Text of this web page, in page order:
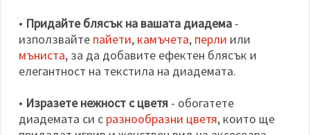
• Придайте блясък на вашата диадема -
използвайте пайети, камъчета, перли или
мъниста, за да добавите ефектен блясък и
елегантност на текстила на диадемата.
• Изразете нежност с цветя - обогатете
диадемата си с разнообразни цветя, които ще